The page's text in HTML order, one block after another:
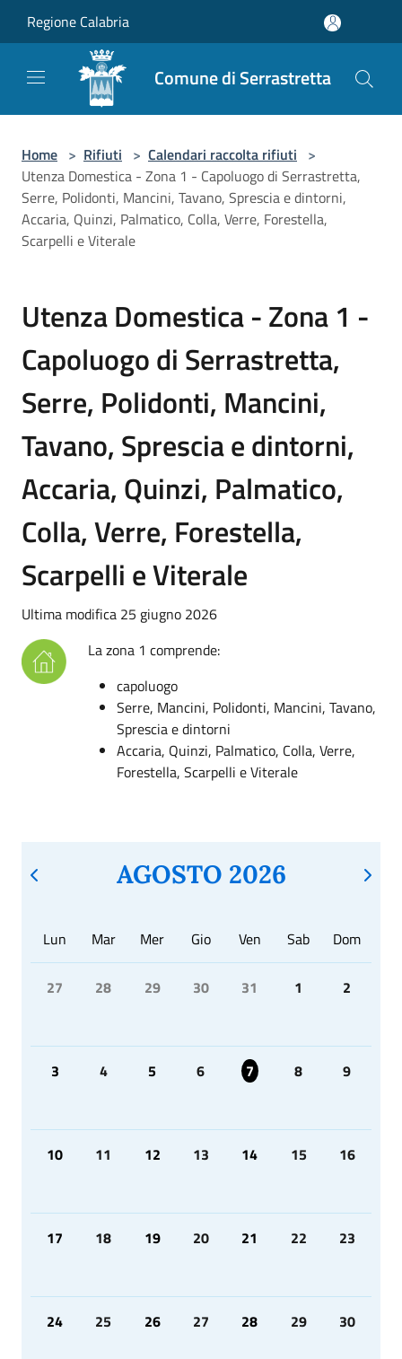
Regione Calabria
Comune di Serrastretta
Home > Rifiuti > Calendari raccolta rifiuti >
Utenza Domestica - Zona 1 - Capoluogo di Serrastretta,
Serre, Polidonti, Mancini, Tavano, Sprescia e dintorni,
Accaria, Quinzi, Palmatico, Colla, Verre, Forestella,
Scarpelli e Viterale
Utenza Domestica - Zona 1 -
Capoluogo di Serrastretta,
Serre, Polidonti, Mancini,
Tavano, Sprescia e dintorni,
Accaria, Quinzi, Palmatico,
Colla, Verre, Forestella,
Scarpelli e Viterale
Ultima modifica 25 giugno 2026
La zona 1 comprende:
capoluogo
Serre, Mancini, Polidonti, Mancini, Tavano,
Sprescia e dintorni
Accaria, Quinzi, Palmatico, Colla, Verre,
Forestella, Scarpelli e Viterale
AGOSTO 2026
Lun Mar Mer Gio Ven Sab Dom
27 28 29 30 31 1 2
3 4 5 6 7 8 9
10 11 12 13 14 15 16
17 18 19 20 21 22 23
24 25 26 27 28 29 30